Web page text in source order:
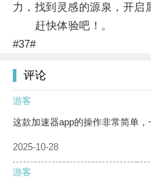
力，找到灵感的源泉，开启
赶快体验吧！。
#37#
评论
游客
这款加速器app的操作非常简单，
2025-10-28
游客